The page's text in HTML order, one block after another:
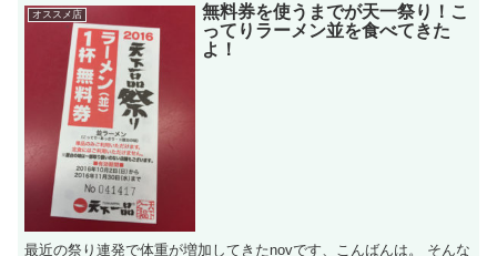
オススメ店
無料券を使うまでが天一祭り！こ
ってりラーメン並を食べてきた
よ！
最近の祭り連発で体重が増加してきたnovです、こんばんは。 そんな